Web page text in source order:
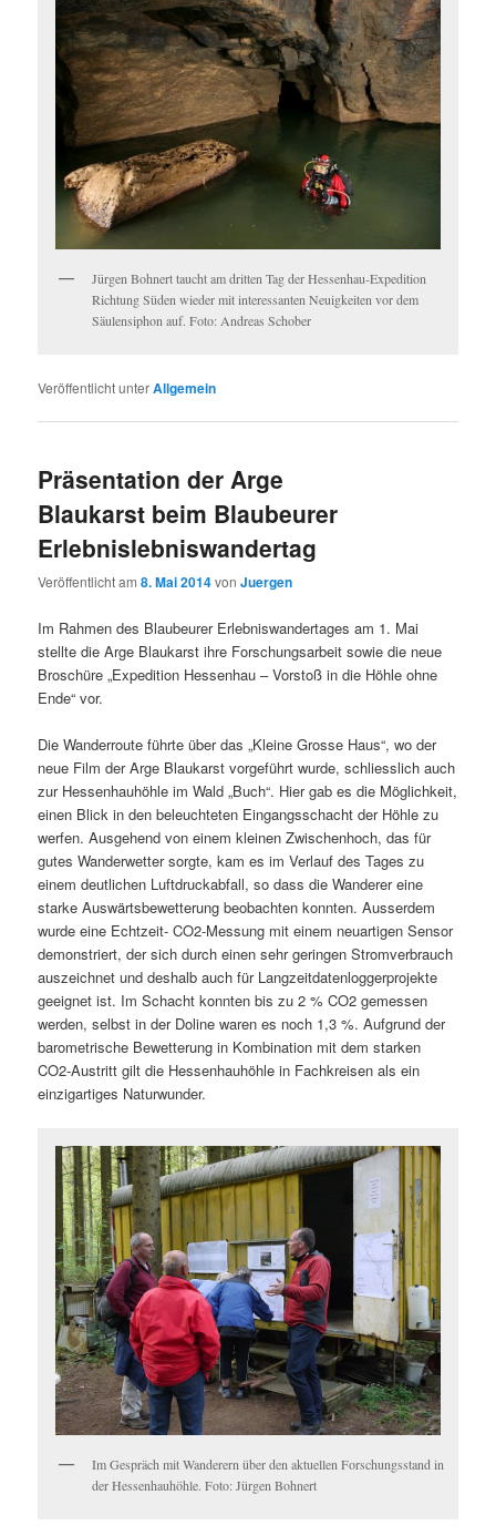
Jürgen Bohnert taucht am dritten Tag der Hessenhau-Expedition
Richtung Süden wieder mit interessanten Neuigkeiten vor dem
Säulensiphon auf. Foto: Andreas Schober
Veröffentlicht unterAllgemein
Präsentation der Arge
Blaukarst beim Blaubeurer
Erlebnislebniswandertag
Veröffentlicht am8. Mai 2014vonJuergen
Im Rahmen des Blaubeurer Erlebniswandertages am 1. Mai
stellte die Arge Blaukarst ihre Forschungsarbeit sowie die neue
Broschüre „Expedition Hessenhau – Vorstoß in die Höhle ohne
Ende“ vor.
Die Wanderroute führte über das „Kleine Grosse Haus“, wo der
neue Film der Arge Blaukarst vorgeführt wurde, schliesslich auch
zur Hessenhauhöhle im Wald „Buch“. Hier gab es die Möglichkeit,
einen Blick in den beleuchteten Eingangsschacht der Höhle zu
werfen. Ausgehend von einem kleinen Zwischenhoch, das für
gutes Wanderwetter sorgte, kam es im Verlauf des Tages zu
einem deutlichen Luftdruckabfall, so dass die Wanderer eine
starke Auswärtsbewetterung beobachten konnten. Ausserdem
wurde eine Echtzeit- CO2-Messung mit einem neuartigen Sensor
demonstriert, der sich durch einen sehr geringen Stromverbrauch
auszeichnet und deshalb auch für Langzeitdatenloggerprojekte
geeignet ist. Im Schacht konnten bis zu 2 % CO2 gemessen
werden, selbst in der Doline waren es noch 1,3 %. Aufgrund der
barometrische Bewetterung in Kombination mit dem starken
CO2-Austritt gilt die Hessenhauhöhle in Fachkreisen als ein
einzigartiges Naturwunder.
Im Gespräch mit Wanderern über den aktuellen Forschungsstand in
der Hessenhauhöhle. Foto: Jürgen Bohnert